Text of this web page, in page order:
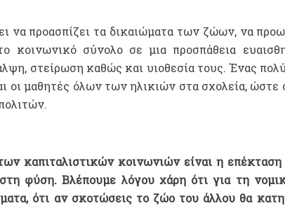
να προασπίζει τα δικαιώματα των ζώων, να
κοινωνικό σύνολο σε μια προσπάθεια
στείρωση καθώς και υιοθεσία τους. Ένας
οι μαθητές όλων των ηλικιών στα σχολεία, ώστε
καπιταλιστικών κοινωνιών είναι η επέκταση
φύση. Βλέπουμε λόγου χάρη ότι για τη
ότι αν σκοτώσεις το ζώο του άλλου θα